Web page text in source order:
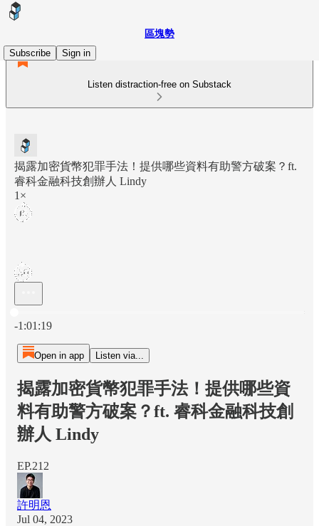
區塊勢
Subscribe
Sign in
Listen distraction-free on Substack
揭露加密貨幣犯罪手法！提供哪些資料有助警方破案？ft.
睿科金融科技創辦人 Lindy
1×
-1:01:19
Open in app Listen via...
揭露加密貨幣犯罪手法！提供哪些資
料有助警方破案？ft. 睿科金融科技創
辦人 Lindy
EP.212
許明恩
Jul 04, 2023